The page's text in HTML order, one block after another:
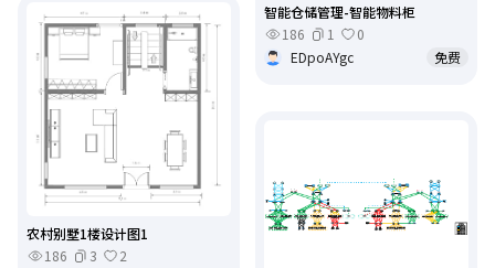
智能仓储管理-智能物料柜
186
1
0
EDpoAYgc
免费
农村别墅1楼设计图1
186
3
2